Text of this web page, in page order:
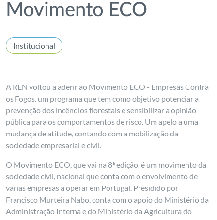
Movimento ECO
Institucional
A REN voltou a aderir ao Movimento ECO - Empresas Contra
os Fogos, um programa que tem como objetivo potenciar a
prevenção dos incêndios florestais e sensibilizar a opinião
pública para os comportamentos de risco. Um apelo a uma
mudança de atitude, contando com a mobilização da
sociedade empresarial e civil.
O Movimento ECO, que vai na 8ª edição, é um movimento da
sociedade civil, nacional que conta com o envolvimento de
várias empresas a operar em Portugal. Presidido por
Francisco Murteira Nabo, conta com o apoio do Ministério da
Administração Interna e do Ministério da Agricultura do